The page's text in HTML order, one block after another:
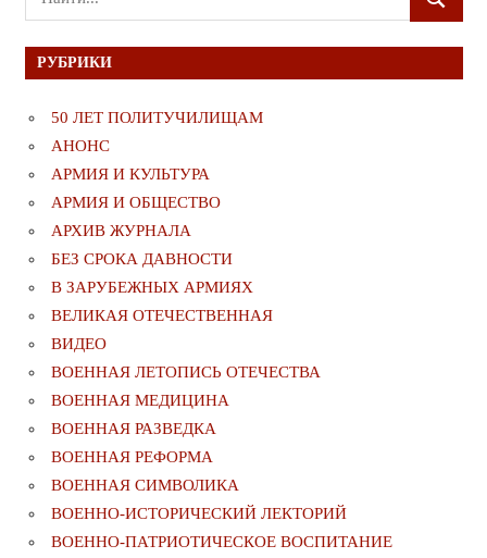
для:
ПОИСК
РУБРИКИ
50 ЛЕТ ПОЛИТУЧИЛИЩАМ
АНОНС
АРМИЯ И КУЛЬТУРА
АРМИЯ И ОБЩЕСТВО
АРХИВ ЖУРНАЛА
БЕЗ СРОКА ДАВНОСТИ
В ЗАРУБЕЖНЫХ АРМИЯХ
ВЕЛИКАЯ ОТЕЧЕСТВЕННАЯ
ВИДЕО
ВОЕННАЯ ЛЕТОПИСЬ ОТЕЧЕСТВА
ВОЕННАЯ МЕДИЦИНА
ВОЕННАЯ РАЗВЕДКА
ВОЕННАЯ РЕФОРМА
ВОЕННАЯ СИМВОЛИКА
ВОЕННО-ИСТОРИЧЕСКИЙ ЛЕКТОРИЙ
ВОЕННО-ПАТРИОТИЧЕСКОЕ ВОСПИТАНИЕ